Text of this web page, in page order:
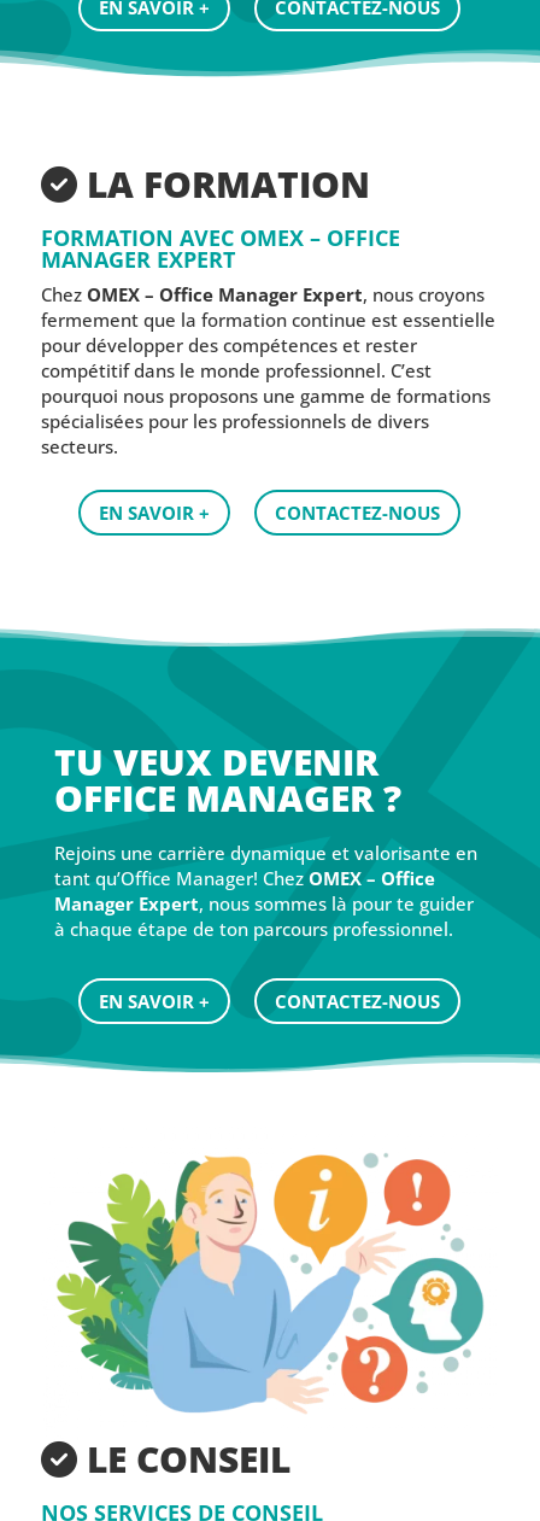
EN SAVOIR + CONTACTEZ-NOUS
LA FORMATION
FORMATION AVEC OMEX – OFFICE
MANAGER EXPERT
Chez OMEX – Office Manager Expert, nous croyons
fermement que la formation continue est essentielle
pour développer des compétences et rester
compétitif dans le monde professionnel. C’est
pourquoi nous proposons une gamme de formations
spécialisées pour les professionnels de divers
secteurs.
EN SAVOIR + CONTACTEZ-NOUS
TU VEUX DEVENIR
OFFICE MANAGER ?
Rejoins une carrière dynamique et valorisante en
tant qu’Office Manager! Chez OMEX – Office
Manager Expert, nous sommes là pour te guider
à chaque étape de ton parcours professionnel.
EN SAVOIR + CONTACTEZ-NOUS
LE CONSEIL
NOS SERVICES DE CONSEIL